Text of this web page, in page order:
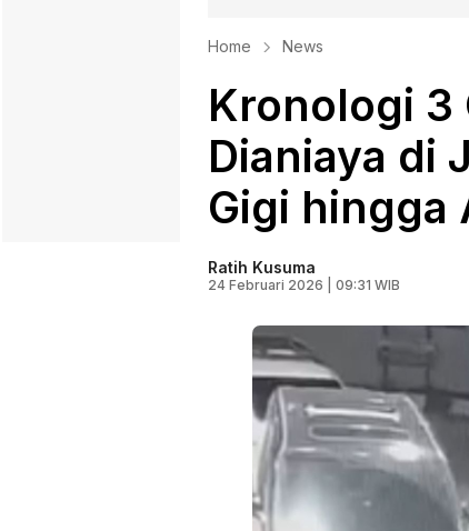
Home News
Kronologi 3
Dianiaya di
Gigi hingga
Ratih Kusuma
24 Februari 2026 | 09:31 WIB